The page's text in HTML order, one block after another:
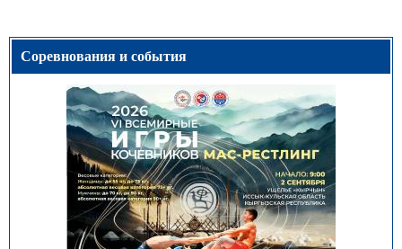
Соревнования и события